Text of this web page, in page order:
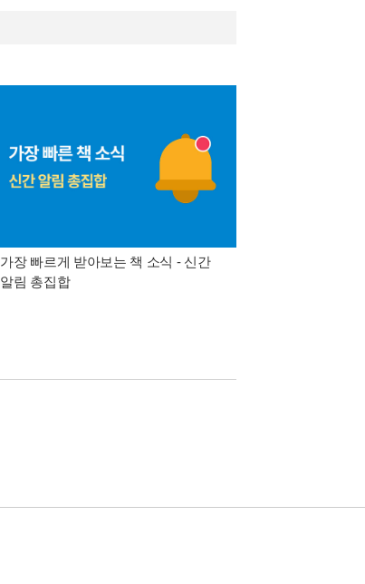
가장 빠르게 받아보는 책 소식 - 신간
알림 총집합